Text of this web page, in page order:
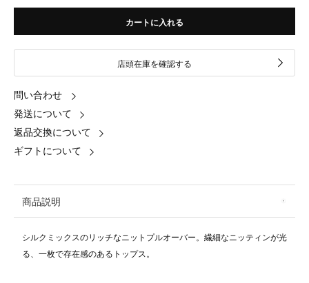
カートに入れる
店頭在庫を確認する
問い合わせ
発送について
返品交換について
ギフトについて
商品説明
シルクミックスのリッチなニットプルオーバー。繊細なニッティンが光
る、一枚で存在感のあるトップス。